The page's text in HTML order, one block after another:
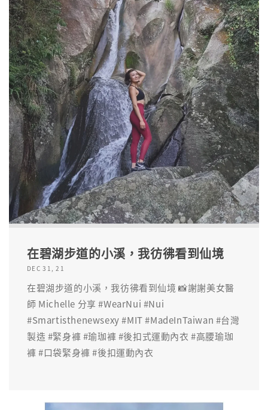
在碧湖步道的小溪，我彷彿看到仙境
DEC 31, 21
在碧湖步道的小溪，我彷彿看到仙境 📸謝謝美女醫
師 Michelle 分享 #WearNui #Nui
#Smartisthenewsexy #MIT #MadeInTaiwan #台灣
製造 #緊身褲 #瑜珈褲 #後扣式運動內衣 #高腰瑜珈
褲 #口袋緊身褲 #後扣運動內衣